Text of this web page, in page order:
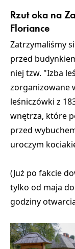
Rzut oka na
Floriance
Zatrzymaliśmy
przed
niej tzw. "Izba
zorganizowane
leśniczówki z
wnętrza, które
przed
uroczym
(Już po fakcie
tylko od maja
godziny